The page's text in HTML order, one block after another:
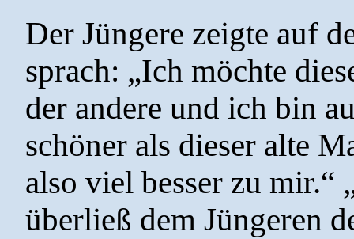
Der Jüngere zeigte auf
sprach: „Ich möchte
der andere und ich bin
schöner als dieser alte
also viel besser zu mir.“
überließ dem Jüngeren